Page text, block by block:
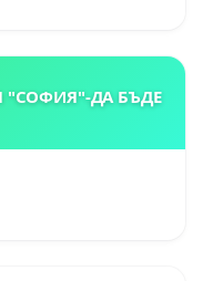
"СОФИЯ"-ДА БЪДЕ